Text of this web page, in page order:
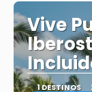
Vive
1 DESTINOS